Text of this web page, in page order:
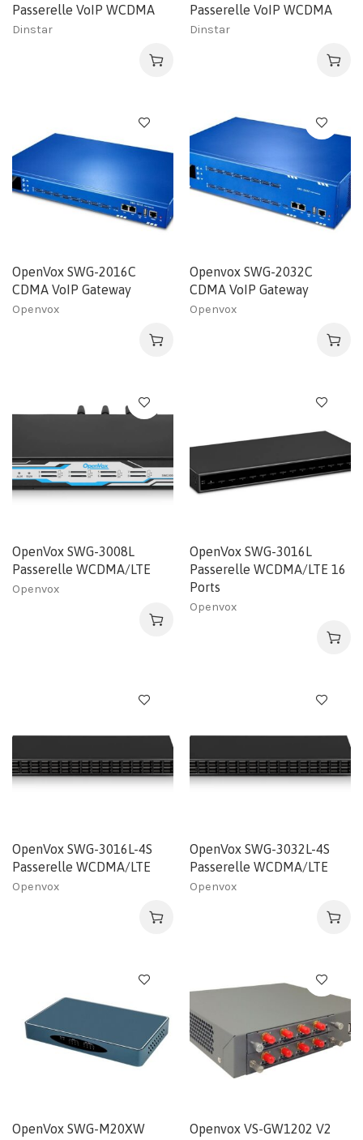
Passerelle VoIP WCDMA
Dinstar
Passerelle VoIP WCDMA
Dinstar
OpenVox SWG-2016C
CDMA VoIP Gateway
Openvox
Openvox SWG-2032C
CDMA VoIP Gateway
Openvox
OpenVox SWG-3008L
Passerelle WCDMA/LTE
Openvox
OpenVox SWG-3016L
Passerelle WCDMA/LTE 16
Ports
Openvox
OpenVox SWG-3016L-4S
Passerelle WCDMA/LTE
Openvox
OpenVox SWG-3032L-4S
Passerelle WCDMA/LTE
Openvox
OpenVox SWG-M20XW
Openvox VS-GW1202 V2